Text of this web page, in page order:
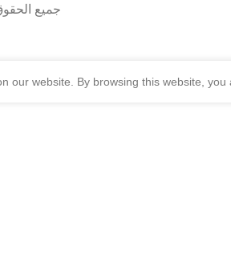
جميع
our website. By browsing this website, you